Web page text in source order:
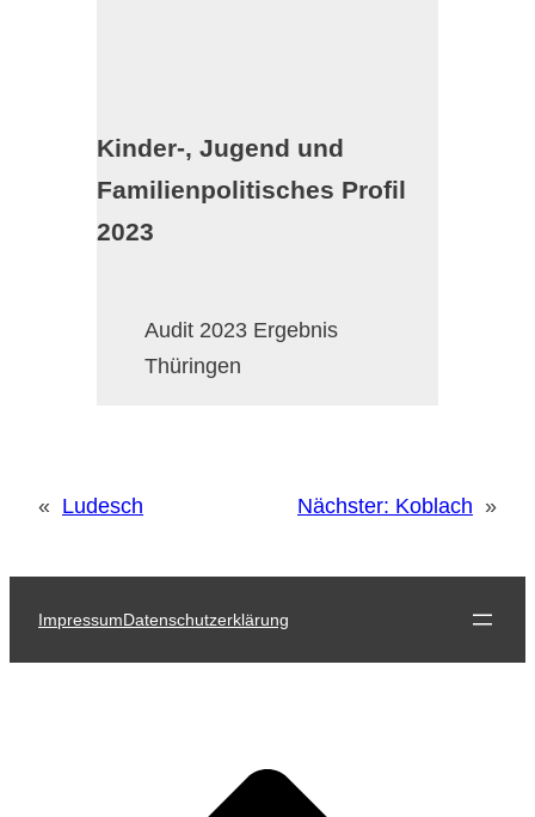
Kinder-, Jugend und
Familienpolitisches Profil
2023
Audit 2023 Ergebnis
Thüringen
« Ludesch Nächster: Koblach »
ImpressumDatenschutzerklärung